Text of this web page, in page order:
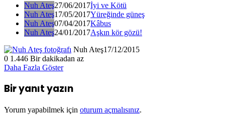
Nuh Ateş27/06/2017İyi ve Kötü
Nuh Ateş17/05/2017Yüreğinde güneş
Nuh Ateş07/04/2017Kâbus
Nuh Ateş24/01/2017Aşkın kör gözü!
Nuh Ateş17/12/2015
0 1.446 Bir dakikadan az
Daha Fazla Göster
Bir yanıt yazın
Yorum yapabilmek için oturum açmalısınız.